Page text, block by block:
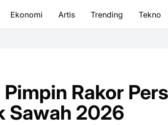
Ekonomi Artis Trending Tekno
Angkasa
Rakor
Sawah 2026